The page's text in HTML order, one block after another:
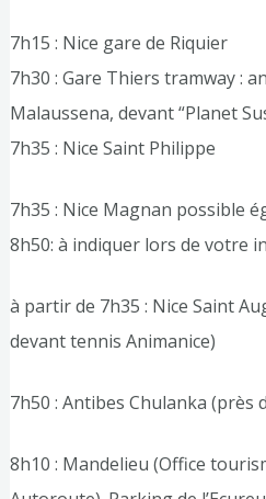
7h15 : Nice gare de Riquier
7h30 : Gare Thiers tramway :
Malaussena, devant “Planet
7h35 : Nice Saint Philippe
7h35 : Nice Magnan possible
8h50: à indiquer lors de votre
à partir de 7h35 : Nice Saint
devant tennis Animanice)
7h50 : Antibes Chulanka (près
8h10 : Mandelieu (Office